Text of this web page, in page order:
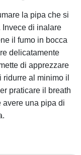
la pipa che si
di inalare
il fumo in bocca
delicatamente
di apprezzare
al minimo il
praticare il breath
avere una pipa di